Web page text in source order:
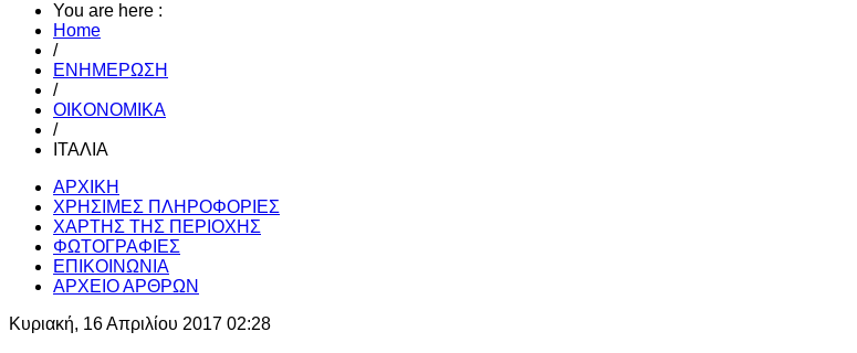
You are here :
Home
/
ΕΝΗΜΕΡΩΣΗ
/
ΟΙΚΟΝΟΜΙΚΑ
/
ΙΤΑΛΙΑ
ΑΡΧΙΚΗ
ΧΡΗΣΙΜΕΣ ΠΛΗΡΟΦΟΡΙΕΣ
ΧΑΡΤΗΣ ΤΗΣ ΠΕΡΙΟΧΗΣ
ΦΩΤΟΓΡΑΦΙΕΣ
ΕΠΙΚΟΙΝΩΝΙΑ
ΑΡΧΕΙΟ ΑΡΘΡΩΝ
Κυριακή, 16 Απριλίου 2017 02:28